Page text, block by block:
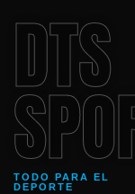
DTS
TODO PARA EL
DEPORTE